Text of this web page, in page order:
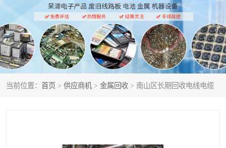
当前位置： 首页 > 供应商机 > 金属回收 > 南山区长期回收电线电缆
线路板回收 电子回收
电子产品回收 电池回收
金属回收 机器设备回收